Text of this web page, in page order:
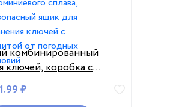
комбинированный
ключей, коробка с
ключей, настенный
алюминиевого сплава,
₽